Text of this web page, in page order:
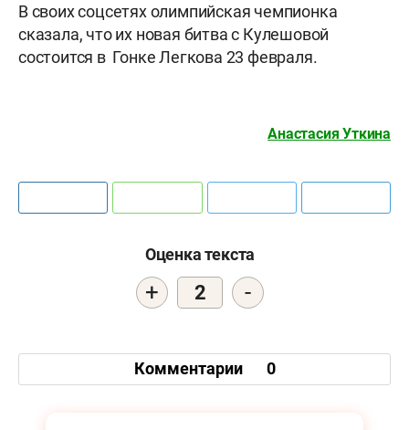
В своих соцсетях олимпийская чемпионка
сказала, что их новая битва с Кулешовой
состоится в Гонке Легкова 23 февраля.
Анастасия Уткина
Оценка текста
+ 2 -
Комментарии 0